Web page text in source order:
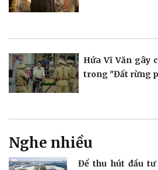
Doanh nghiệp
Vì cộng đồng
Hứa Vĩ Văn gây
trong "Đất rừng
Nghe nhiều
Để thu hút đầu